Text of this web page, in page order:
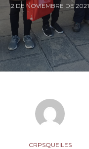
2 DE NOVIEMBRE DE 2021
CRPSQUEILES